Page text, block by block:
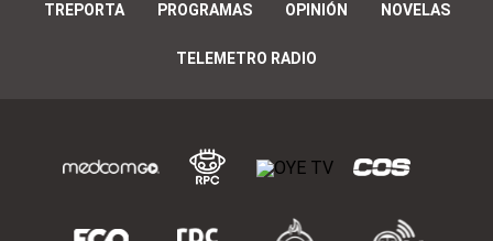
TREPORTA PROGRAMAS OPINIÓN NOVELAS
TELEMETRO RADIO